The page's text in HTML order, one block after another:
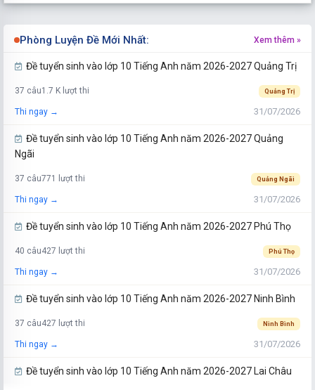
Phòng Luyện Đề Mới Nhất: Xem thêm »
Đề tuyển sinh vào lớp 10 Tiếng Anh năm 2026-2027 Quảng Trị
37 câu1.7 K lượt thi Quảng Trị
Thi ngay → 31/07/2026
Đề tuyển sinh vào lớp 10 Tiếng Anh năm 2026-2027 Quảng
Ngãi
37 câu771 lượt thi Quảng Ngãi
Thi ngay → 31/07/2026
Đề tuyển sinh vào lớp 10 Tiếng Anh năm 2026-2027 Phú Thọ
40 câu427 lượt thi Phú Thọ
Thi ngay → 31/07/2026
Đề tuyển sinh vào lớp 10 Tiếng Anh năm 2026-2027 Ninh Bình
37 câu427 lượt thi Ninh Bình
Thi ngay → 31/07/2026
Đề tuyển sinh vào lớp 10 Tiếng Anh năm 2026-2027 Lai Châu